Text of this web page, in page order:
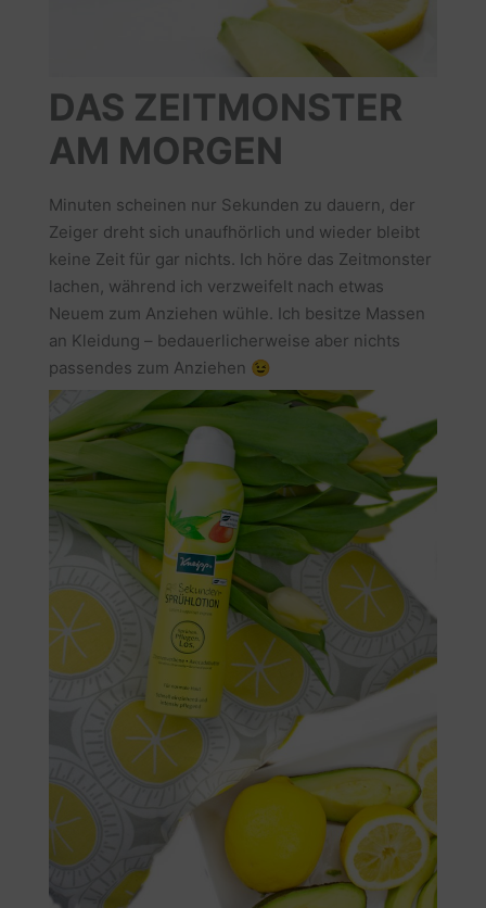
DAS ZEITMONSTER
AM MORGEN
Minuten scheinen nur Sekunden zu dauern, der
Zeiger dreht sich unaufhörlich und wieder bleibt
keine Zeit für gar nichts. Ich höre das Zeitmonster
lachen, während ich verzweifelt nach etwas
Neuem zum Anziehen wühle. Ich besitze Massen
an Kleidung – bedauerlicherweise aber nichts
passendes zum Anziehen 😉